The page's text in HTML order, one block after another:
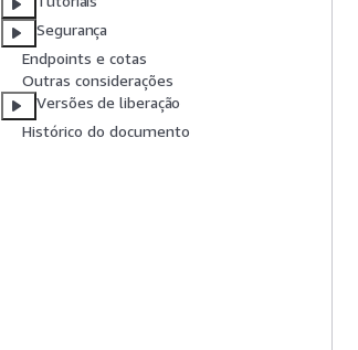
Segurança
Endpoints e cotas
Outras considerações
Versões de liberação
Histórico do documento